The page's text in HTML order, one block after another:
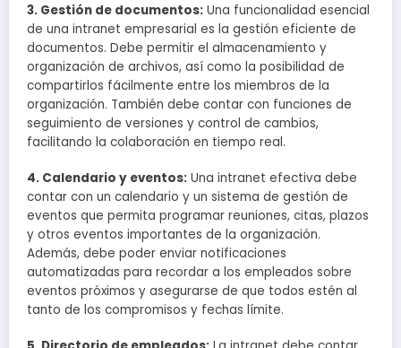
3. Gestión de documentos: Una funcionalidad esencial
de una intranet empresarial es la gestión eficiente de
documentos. Debe permitir el almacenamiento y
organización de archivos, así como la posibilidad de
compartirlos fácilmente entre los miembros de la
organización. También debe contar con funciones de
seguimiento de versiones y control de cambios,
facilitando la colaboración en tiempo real.
4. Calendario y eventos: Una intranet efectiva debe
contar con un calendario y un sistema de gestión de
eventos que permita programar reuniones, citas, plazos
y otros eventos importantes de la organización.
Además, debe poder enviar notificaciones
automatizadas para recordar a los empleados sobre
eventos próximos y asegurarse de que todos estén al
tanto de los compromisos y fechas límite.